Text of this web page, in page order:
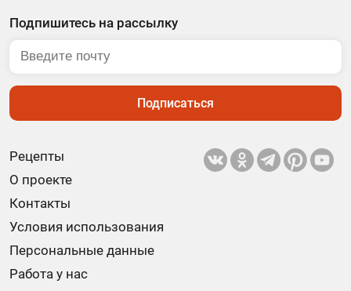
Рецепты
О проекте
Контакты
Условия использования
Персональные данные
Работа у нас
Подпишитесь на рассылку
Подписаться